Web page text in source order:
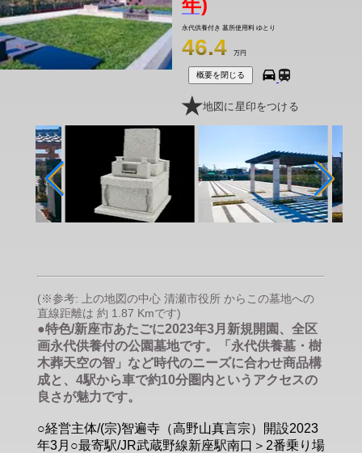
永代供養付き 墓所使用料 ゆとり
46.4 万円
概要を閉じる
地図に星印をつける
(※参考: 上の地図の中心 清瀬市役所 からこの墓地への
直線距離は 約 1.87 Kmです)
●特色/新座市あたごに2023年3月新規開園、全区
画永代供養付の公園墓地です。「永代供養墓・樹
木葬天空の智」など時代のニーズに合わせ商品構
成と、4駅から車で約10分圏内というアクセスの
良さが魅力です。
○経営主体/(宗)智遍寺（高野山真言宗）開設2023
年3月○最寄駅/JR武蔵野線新座駅南口＞2番乗り場